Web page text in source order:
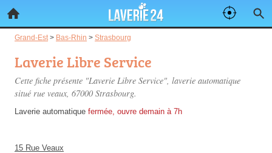
Grand-Est > Bas-Rhin > Strasbourg
Laverie Libre Service
Cette fiche présente "Laverie Libre Service", laverie automatique
situé rue veaux, 67000 Strasbourg.
Laverie automatique fermée, ouvre demain à 7h
15 Rue Veaux